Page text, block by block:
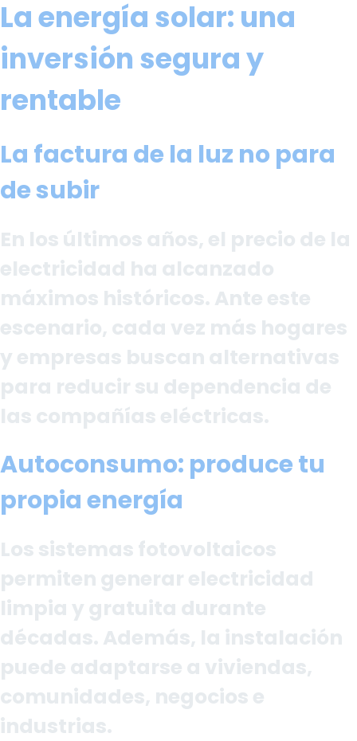
La energía solar: una
inversión segura y
rentable
La factura de la luz no para
de subir
En los últimos años, el precio de la
electricidad ha alcanzado
máximos históricos. Ante este
escenario, cada vez más hogares
y empresas buscan alternativas
para reducir su dependencia de
las compañías eléctricas.
Autoconsumo: produce tu
propia energía
Los sistemas fotovoltaicos
permiten generar electricidad
limpia y gratuita durante
décadas. Además, la instalación
puede adaptarse a viviendas,
comunidades, negocios e
industrias.